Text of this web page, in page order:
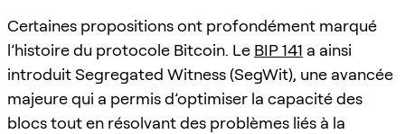
Certaines propositions ont profondément marqué
l’histoire du protocole Bitcoin. Le BIP 141 a ainsi
introduit Segregated Witness (SegWit), une avancée
majeure qui a permis d’optimiser la capacité des
blocs tout en résolvant des problèmes liés à la